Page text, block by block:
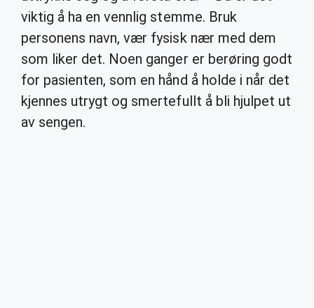
viktig å ha en vennlig stemme. Bruk
personens navn, vær fysisk nær med dem
som liker det. Noen ganger er berøring godt
for pasienten, som en hånd å holde i når det
kjennes utrygt og smertefullt å bli hjulpet ut
av sengen.